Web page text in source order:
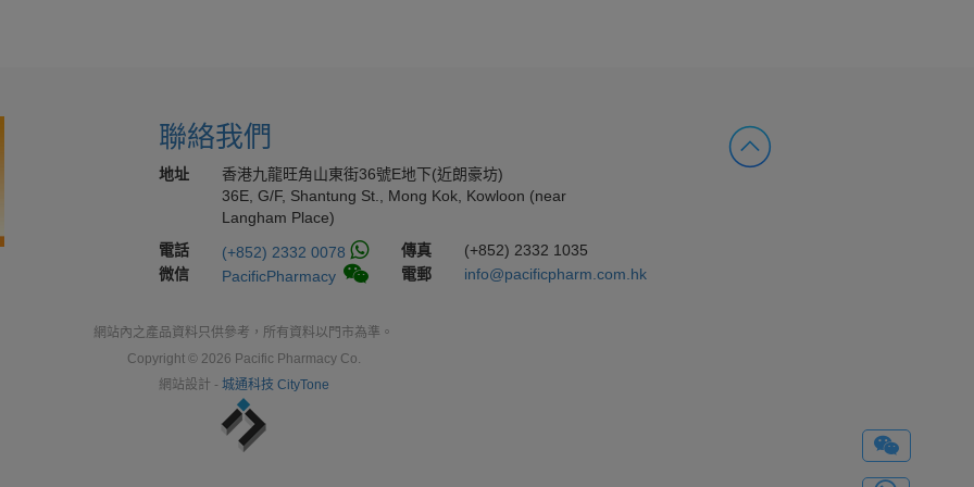
聯絡我們
地址
香港九龍旺角山東街36號E地下(近朗豪坊)
36E, G/F, Shantung St., Mong Kok, Kowloon (near
Langham Place)
電話
(+852) 2332 0078 傳真
(+852) 2332 1035
微信
PacificPharmacy 電郵 info@pacificpharm.com.hk
網站內之產品資料只供參考，所有資料以門市為準。
Copyright © 2026 Pacific Pharmacy Co.
網站設計 - 城通科技 CityTone